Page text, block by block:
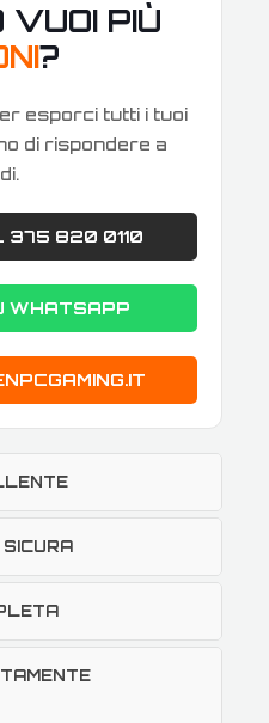
VUOI PIÙ
?
esporci tutti i tuoi
di rispondere a
375 820 0110
WHATSAPP